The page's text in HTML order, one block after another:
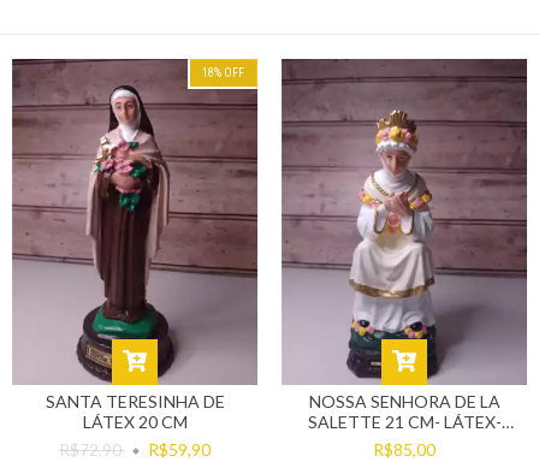
18% OFF
SANTA TERESINHA DE
LÁTEX 20 CM
R$72,90
R$59,90
NOSSA SENHORA DE LA
SALETTE 21 CM- LÁTEX-
SENTADA
R$85,00